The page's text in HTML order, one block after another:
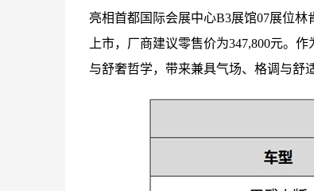
亮相首都国际会展中心B3展馆07展位
上市，厂商建议零售价为347,800元。
与舒奢哲学，带来兼具气场、格调与舒